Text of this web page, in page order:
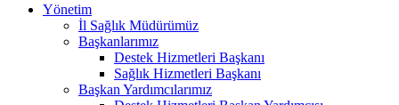
Yönetim
İl Sağlık Müdürümüz
Başkanlarımız
Destek Hizmetleri Başkanı
Sağlık Hizmetleri Başkanı
Başkan Yardımcılarımız